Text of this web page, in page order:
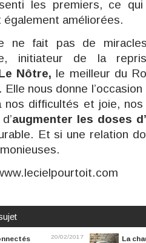
les premiers, ce
améliorées.
ne fait pas de
initiateur de la
Nôtre, le meilleur du
nous donne
difficultés et joie, nos
augmenter les doses
Et si une relation
20/02/2017
La